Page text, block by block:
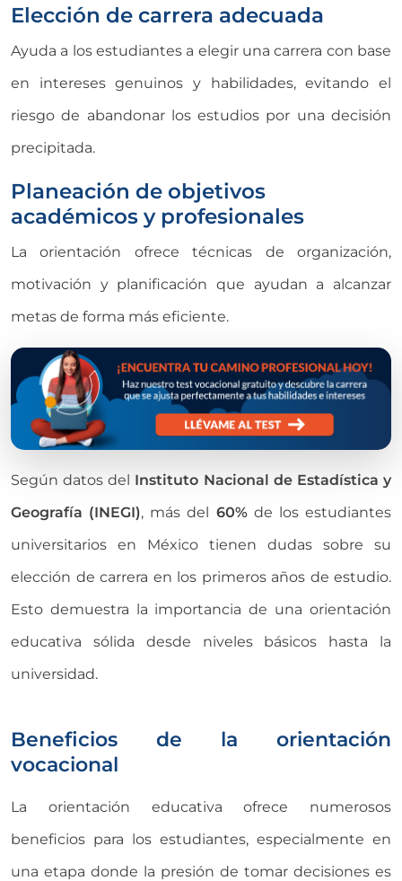
Elección de carrera adecuada
Ayuda a los estudiantes a elegir una carrera con base
en intereses genuinos y habilidades, evitando el
riesgo de abandonar los estudios por una decisión
precipitada.
Planeación de objetivos
académicos y profesionales
La orientación ofrece técnicas de organización,
motivación y planificación que ayudan a alcanzar
metas de forma más eficiente.
Según datos del Instituto Nacional de Estadística y
Geografía (INEGI), más del 60% de los estudiantes
universitarios en México tienen dudas sobre su
elección de carrera en los primeros años de estudio.
Esto demuestra la importancia de una orientación
educativa sólida desde niveles básicos hasta la
universidad.
Beneficios de la orientación
vocacional
La orientación educativa ofrece numerosos
beneficios para los estudiantes, especialmente en
una etapa donde la presión de tomar decisiones es